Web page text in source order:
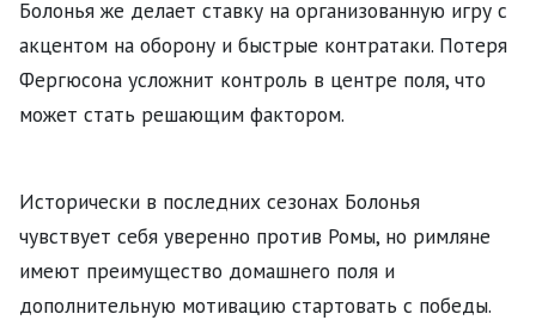
Болонья же делает ставку на организованную игру с
акцентом на оборону и быстрые контратаки. Потеря
Фергюсона усложнит контроль в центре поля, что
может стать решающим фактором.
Исторически в последних сезонах Болонья
чувствует себя уверенно против Ромы, но римляне
имеют преимущество домашнего поля и
дополнительную мотивацию стартовать с победы.